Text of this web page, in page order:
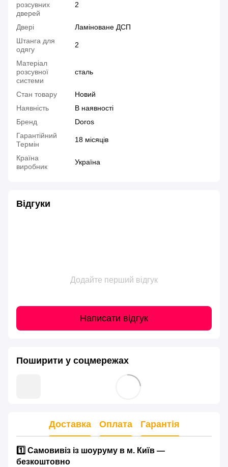
розсувних
дверей
2
Двері
Ламіноване ДСП
Штанга для
одягу
2
Матеріал
розсувної
системи
сталь
Стан товару
Новий
Наявність
В наявності
Бренд
Doros
Гарантійний
Термін
18 місяців
Країна
виробник
Україна
Відгуки
Додайте перший відгук
Написати відгук
Поширити у соцмережах
Доставка Оплата Гарантія
1️⃣ Самовивіз із шоуруму в м. Київ —
безкоштовно